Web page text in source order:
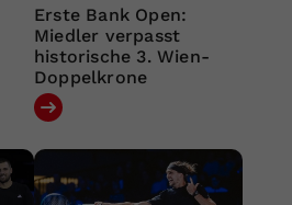
Erste Bank Open:
Miedler verpasst
historische 3. Wien-
Doppelkrone